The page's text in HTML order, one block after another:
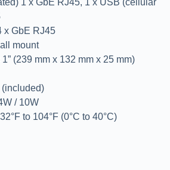
x GbE RJ45
mount
(239 mm x 132 mm x 25 mm)
/ 10W
to 104°F (0°C to 40°C)